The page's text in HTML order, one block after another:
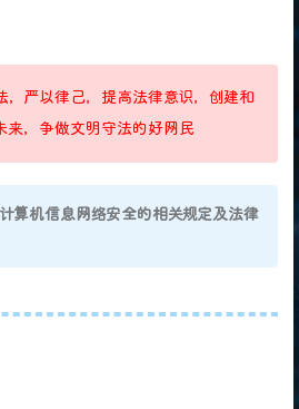
，严以律己，提高法律意识，创建和
来，争做文明守法的好网民
算机信息网络安全的相关规定及法律